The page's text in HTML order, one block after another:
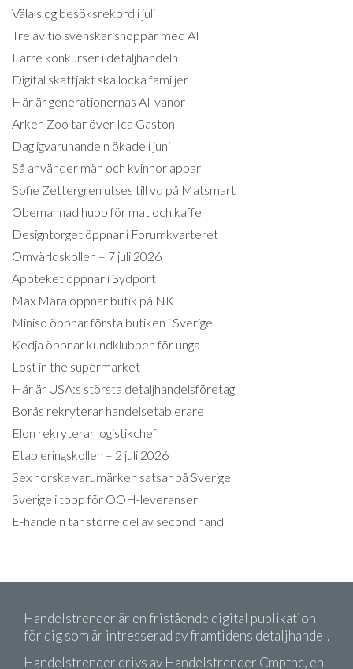
Väla slog besöksrekord i juli
Tre av tio svenskar shoppar med AI
Färre konkurser i detaljhandeln
Digital skattjakt ska locka familjer
Här är generationernas AI-vanor
Arken Zoo tar över Ica Gaston
Dagligvaruhandeln ökade i juni
Så använder män och kvinnor appar
Sofie Zettergren utses till vd på Matsmart
Obemannad hubb för mat och kaffe
Designtorget öppnar i Forumkvarteret
Omvärldskollen – 7 juli 2026
Apoteket öppnar i Sydport
Max Mara öppnar butik på NK
Miniso öppnar första butiken i Sverige
Kedja öppnar kundklubben för unga
Lost in the supermarket
Här är USA:s största detaljhandelsföretag
Borås rekryterar handelsetablerare
Elon rekryterar logistikchef
Etableringskollen – 2 juli 2026
Sex norska varumärken satsar på Sverige
Sverige i topp för OOH-leveranser
E-handeln tar större del av second hand
Handelstrender är en fristående digital publikation
för dig som är intresserad av framtidens detaljhandel.
Handelstrender drivs av Handelstrender Cmptnc, en